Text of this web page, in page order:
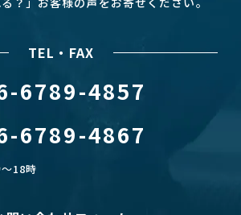
TEL・FAX
6789-4857
6789-4867
18時